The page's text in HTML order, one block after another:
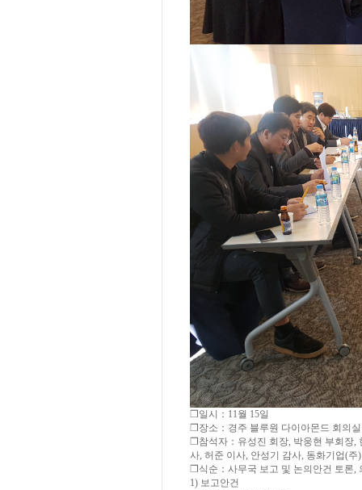
❒일시：11월 15일
❒장소：경주 블루원 다이아몬드 회의실
❒참석자：유성진 회장, 박웅현 부회장,
사, 허준 이사, 안성기 감사, 동화기업(
❒식순：사무국 보고 및 논의안건 토론,
1) 보고안건